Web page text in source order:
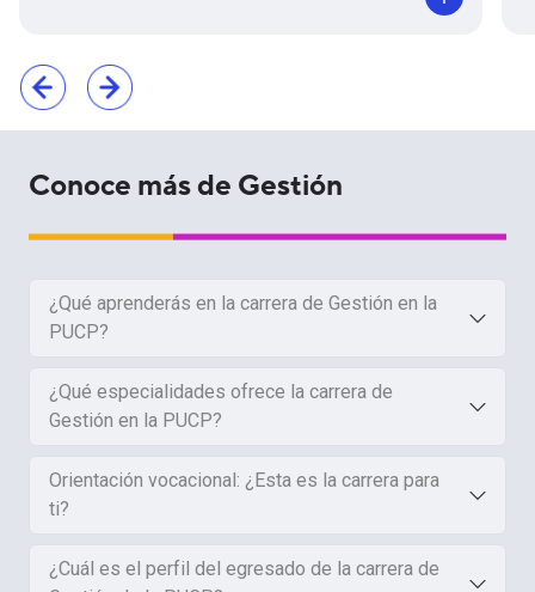
Conoce más de Gestión
¿Qué aprenderás en la carrera de Gestión en la
PUCP?
¿Qué especialidades ofrece la carrera de
Gestión en la PUCP?
Orientación vocacional: ¿Esta es la carrera para
ti?
¿Cuál es el perfil del egresado de la carrera de